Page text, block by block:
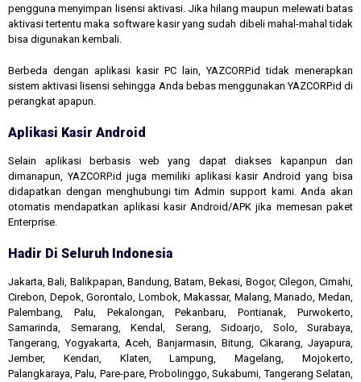
pengguna menyimpan lisensi aktivasi. Jika hilang maupun melewati batas
aktivasi tertentu maka software kasir yang sudah dibeli mahal-mahal tidak
bisa digunakan kembali.
Berbeda dengan aplikasi kasir PC lain, YAZCORP.id tidak menerapkan
sistem aktivasi lisensi sehingga Anda bebas menggunakan YAZCORP.id di
perangkat apapun.
Aplikasi Kasir Android
Selain aplikasi berbasis web yang dapat diakses kapanpun dan
dimanapun, YAZCORP.id juga memiliki aplikasi kasir Android yang bisa
didapatkan dengan menghubungi tim Admin support kami. Anda akan
otomatis mendapatkan aplikasi kasir Android/APK jika memesan paket
Enterprise.
Hadir Di Seluruh Indonesia
Jakarta, Bali, Balikpapan, Bandung, Batam, Bekasi, Bogor, Cilegon, Cimahi,
Cirebon, Depok, Gorontalo, Lombok, Makassar, Malang, Manado, Medan,
Palembang, Palu, Pekalongan, Pekanbaru, Pontianak, Purwokerto,
Samarinda, Semarang, Kendal, Serang, Sidoarjo, Solo, Surabaya,
Tangerang, Yogyakarta, Aceh, Banjarmasin, Bitung, Cikarang, Jayapura,
Jember, Kendari, Klaten, Lampung, Magelang, Mojokerto,
Palangkaraya, Palu, Pare-pare, Probolinggo, Sukabumi, Tangerang Selatan,